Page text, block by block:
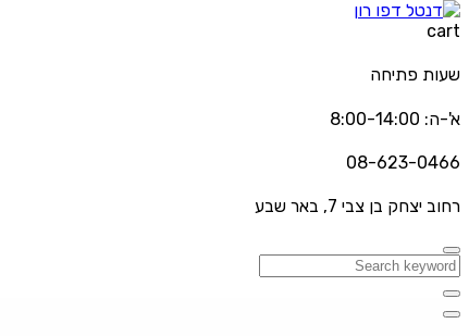
cart
שעות פתיחה
א'-ה: 8:00-14:00
08-623-0466
רחוב יצחק בן צבי 7, באר שבע